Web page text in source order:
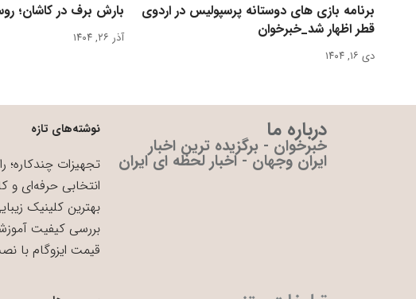
برنامه بازی های دوستانه پرسپولیس در اردوی
قطر اظهار شد_خبرخوان
دی ۱۶, ۱۴۰۴
بارش برف در کاشان؛
آذر ۲۶, ۱۴۰۴
درباره ما
خبرخوان - برگزیده ترین اخبار
ایران وجهان - اخبار لحظه ای ایران
نوشته‌های تازه
تجهیزات
انتخابی حرفه‌ای و
بهترین کلینیک
بررسی کیفیت
قیمت ایزوگام با